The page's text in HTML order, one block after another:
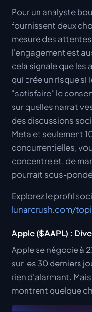
Pour un analyste
fournissent deux
mesure des
l'engagement est
cela signale que les
qui crée un risque si
"satisfaire" le
surquelles
des discussions
Meta et seulement
concurrentielles,
concentre et, de
pourrait sous-
Explorez le profil
lunarcrush.com/
Apple ($AAPL) :
Apple se négocie à
sur les 30 derniers
rien d'alarmant.
montrent quelque